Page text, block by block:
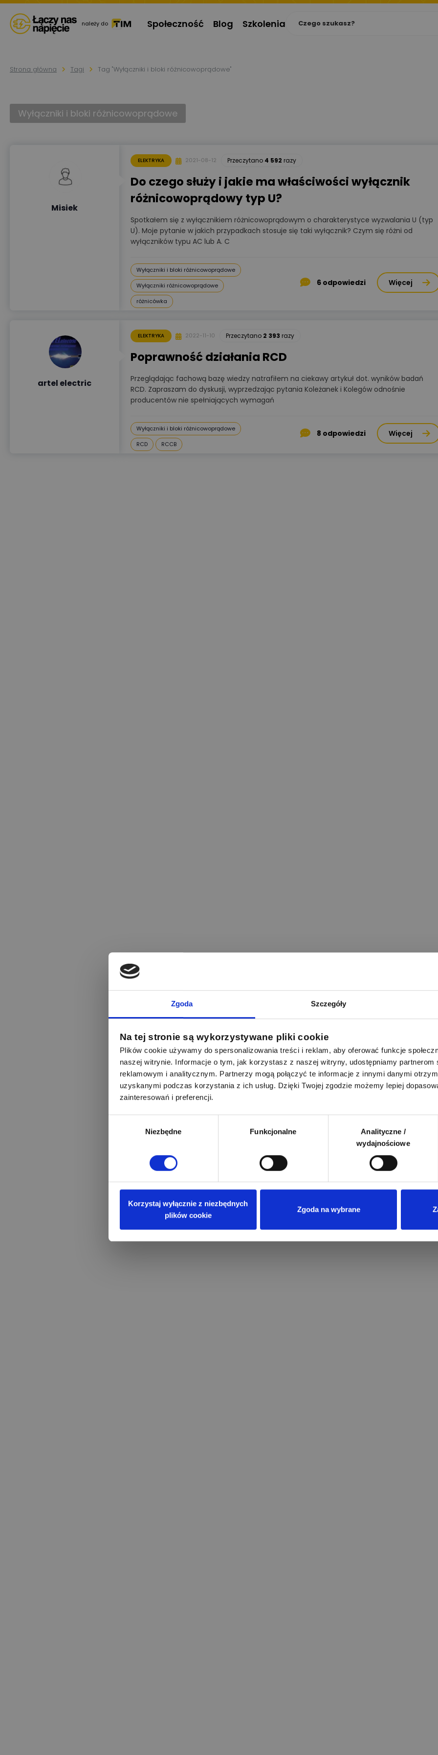
Zgoda Szczegóły
Na tej stronie są wykorzystywane pliki cookie
Plików cookie używamy do spersonalizowania treści i reklam, aby oferować funkcje
naszej witrynie. Informacje o tym, jak korzystasz z naszej witryny, udostępniamy partnerom
reklamowym i analitycznym. Partnerzy mogą połączyć te informacje z innymi danymi
uzyskanymi podczas korzystania z ich usług. Dzięki Twojej zgodzie możemy lepiej
zainteresowań i preferencji.
Niezbędne Funkcjonalne
Analityczne /
wydajnościowe
Korzystaj wyłącznie z niezbędnych
plików cookie
Zgoda na wybrane
należy do Społeczność Blog Szkolenia
Strona główna Tagi Tag "Wyłączniki i bloki różnicowoprądowe"
Wyłączniki i bloki różnicowoprądowe
Misiek
ELEKTRYKA 2021-08-12 Przeczytano 4 592 razy
Do czego służy i jakie ma właściwości wyłącznik
różnicowoprądowy typ U?
Spotkałem się z wyłącznikiem różnicowoprądowym o charakterystyce wyzwalania U (typ
U). Moje pytanie w jakich przypadkach stosuje się taki wyłącznik? Czym się różni od
wyłączników typu AC lub A. C
Wyłączniki i bloki różnicowoprądowe
Wyłączniki różnicowoprądowe
różnicówka
6 odpowiedzi Więcej
artel electric
ELEKTRYKA 2022-11-10 Przeczytano 2 393 razy
Poprawność działania RCD
Przeglądając fachową bazę wiedzy natrafiłem na ciekawy artykuł dot. wyników badań
RCD. Zapraszam do dyskusji, wyprzedzając pytania Koleżanek i Kolegów odnośnie
producentów nie spełniających wymagań
Wyłączniki i bloki różnicowoprądowe
RCD
RCCB
8 odpowiedzi Więcej
Przeczytano